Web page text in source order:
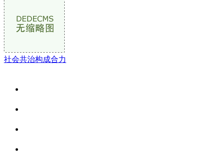
社会共治构成合力